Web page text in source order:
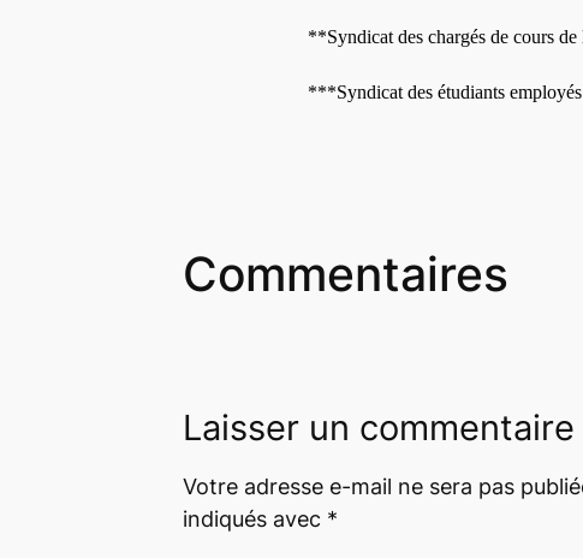
**Syndicat des chargés de cours de
***Syndicat des étudiants employ
Commentaires
Laisser un commentaire
Votre adresse e-mail ne sera pas
indiqués avec *